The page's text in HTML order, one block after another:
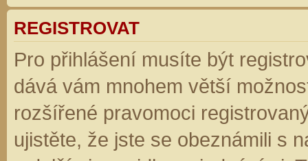
REGISTROVAT
Pro přihlášení musíte být
dává vám mnohem větší
rozšířené pravomoci
ujistěte, že jste se obeznámili s